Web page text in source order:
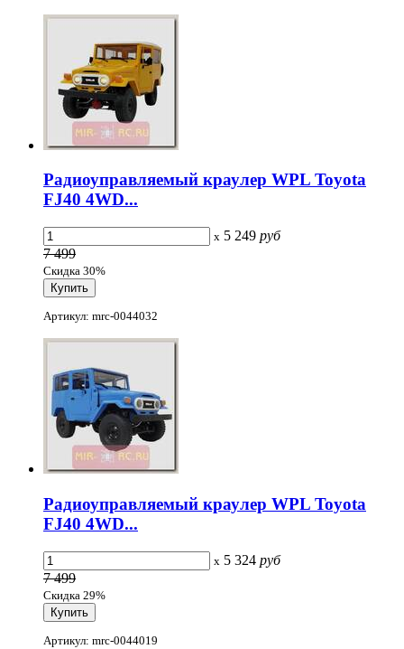
Радиоуправляемый краулер WPL Toyota
FJ40 4WD...
x 5 249 руб
7 499
Скидка 30%
Артикул: mrc-0044032
Радиоуправляемый краулер WPL Toyota
FJ40 4WD...
x 5 324 руб
7 499
Скидка 29%
Артикул: mrc-0044019